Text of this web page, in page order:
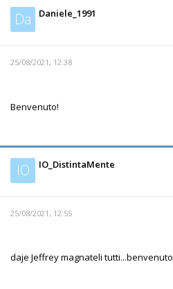
Da Daniele_1991
25/08/2021, 12:38
Benvenuto!
IO IO_DistintaMente
25/08/2021, 12:55
daje Jeffrey magnateli tutti...benvenuto